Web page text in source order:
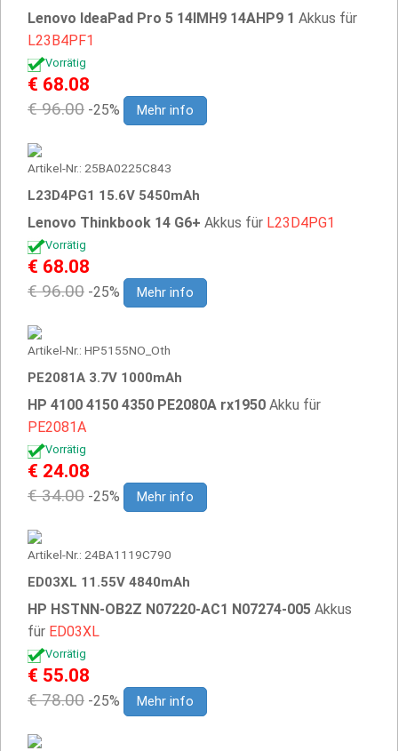
Lenovo IdeaPad Pro 5 14IMH9 14AHP9 1 Akkus für
L23B4PF1
Vorrätig
€ 68.08
€ 96.00 -25% Mehr info
Artikel-Nr.: 25BA0225C843
L23D4PG1 15.6V 5450mAh
Lenovo Thinkbook 14 G6+ Akkus für L23D4PG1
Vorrätig
€ 68.08
€ 96.00 -25% Mehr info
Artikel-Nr.: HP5155NO_Oth
PE2081A 3.7V 1000mAh
HP 4100 4150 4350 PE2080A rx1950 Akku für
PE2081A
Vorrätig
€ 24.08
€ 34.00 -25% Mehr info
Artikel-Nr.: 24BA1119C790
ED03XL 11.55V 4840mAh
HP HSTNN-OB2Z N07220-AC1 N07274-005 Akkus
für ED03XL
Vorrätig
€ 55.08
€ 78.00 -25% Mehr info